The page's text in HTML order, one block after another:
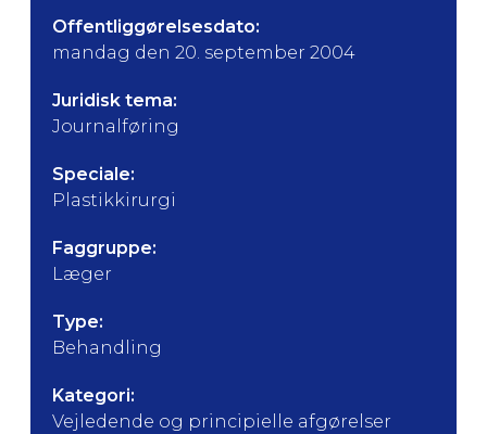
Offentliggørelsesdato:
mandag den 20. september 2004
Juridisk tema:
Journalføring
Speciale:
Plastikkirurgi
Faggruppe:
Læger
Type:
Behandling
Kategori:
Vejledende og principielle afgørelser